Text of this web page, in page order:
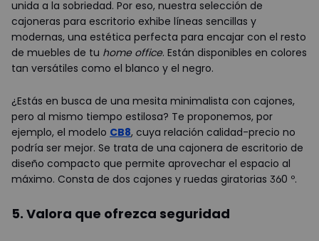
unida a la sobriedad. Por eso, nuestra selección de
cajoneras para escritorio exhibe líneas sencillas y
modernas, una estética perfecta para encajar con el resto
de muebles de tu home office. Están disponibles en colores
tan versátiles como el blanco y el negro.
¿Estás en busca de una mesita minimalista con cajones,
pero al mismo tiempo estilosa? Te proponemos, por
ejemplo, el modelo CB8, cuya relación calidad-precio no
podría ser mejor. Se trata de una cajonera de escritorio de
diseño compacto que permite aprovechar el espacio al
máximo. Consta de dos cajones y ruedas giratorias 360 º.
5. Valora que ofrezca seguridad